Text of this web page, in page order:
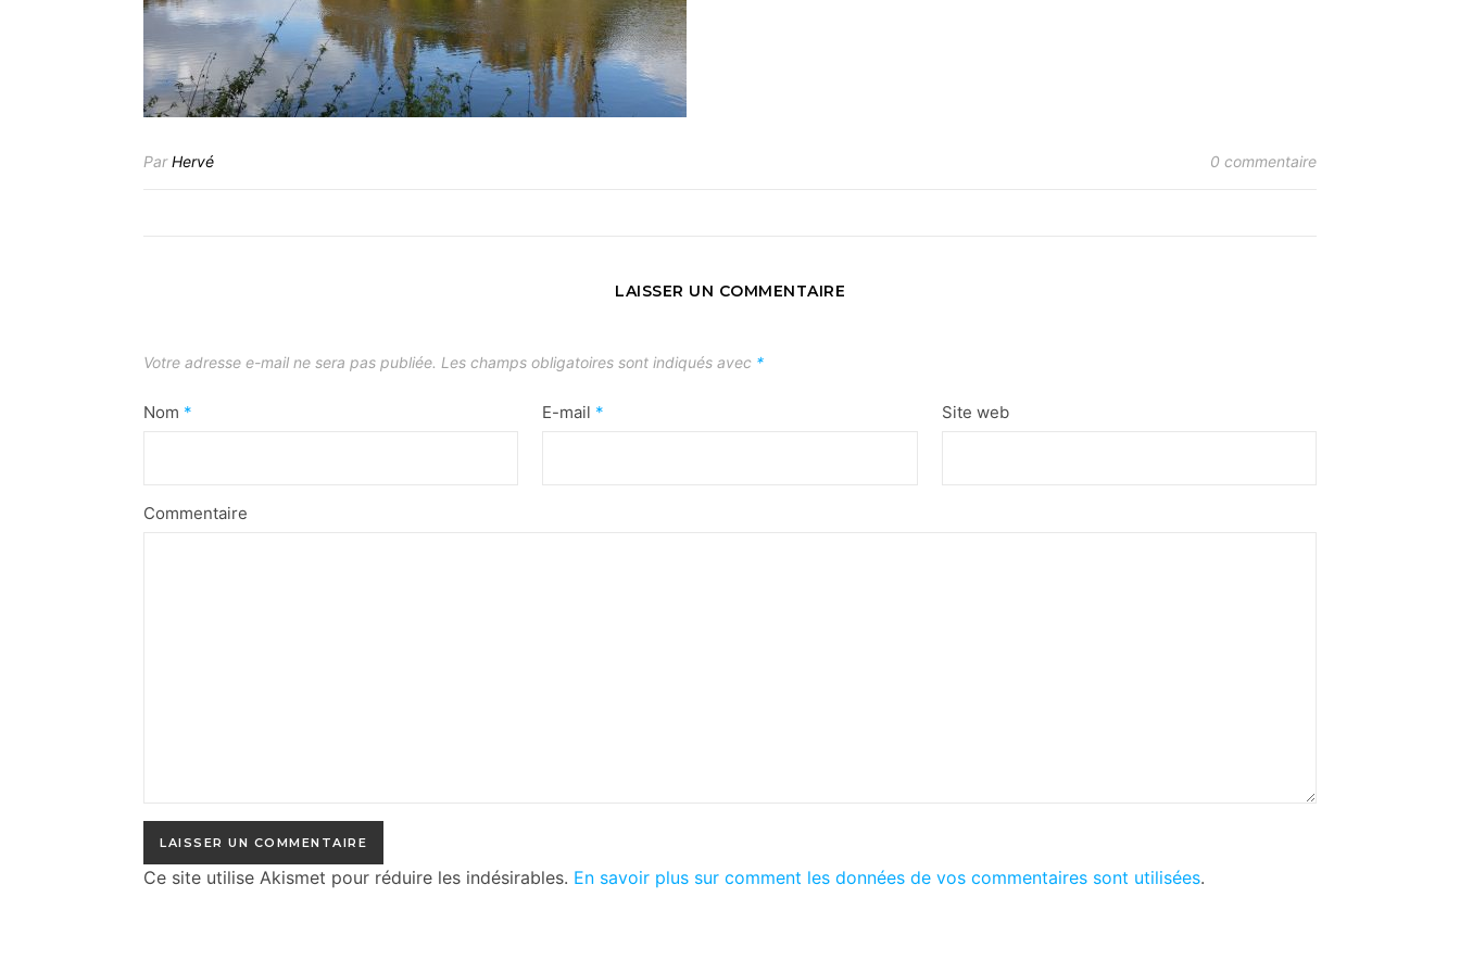
ParHervé 0 commentaire
LAISSER UN COMMENTAIRE
Votre adresse e-mail ne sera pas publiée. Les champs obligatoires sont indiqués avec *
Nom * E-mail * Site web
Commentaire
Ce site utilise Akismet pour réduire les indésirables. En savoir plus sur comment les données de vos commentaires sont utilisées.